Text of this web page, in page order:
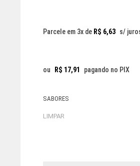
Parcele em 3x de R$ 6,63 s/
ou R$ 17,91 pagando no PIX
SABORES
LIMPAR